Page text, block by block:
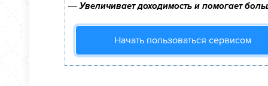
—Увеличивает доходимость и помогает
Начать пользоваться сервисом